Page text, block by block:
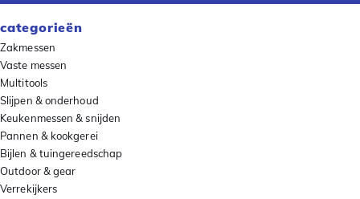
categorieën
Zakmessen
Vaste messen
Multitools
Slijpen & onderhoud
Keukenmessen & snijden
Pannen & kookgerei
Bijlen & tuingereedschap
Outdoor & gear
Verrekijkers